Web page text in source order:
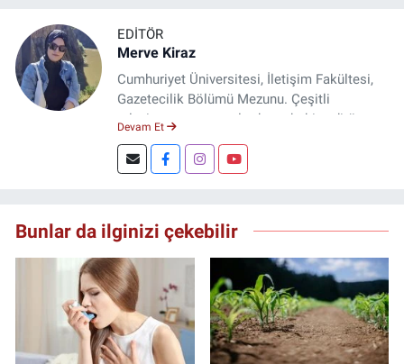
EDITÖR
Merve Kiraz
Cumhuriyet Üniversitesi, İletişim Fakültesi,
Gazetecilik Bölümü Mezunu. Çeşitli
televizyon ve gazetelerde muhabir, editör,
Şuan, www.dogugazetesi.com adlı haber
sitesinin Yazı İşleri Müdürlüğünü yürütmekte.
Devam Et
Bunlar da ilginizi çekebilir